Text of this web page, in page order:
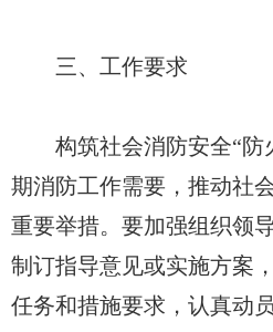
三、工作要求
构筑社会消防安全“防
期消防工作需要，推动社
重要举措。要加强组织领
制订指导意见或实施方案
任务和措施要求，认真动